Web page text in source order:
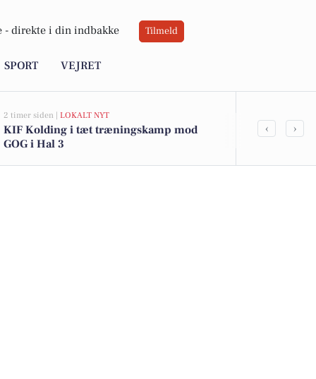
- direkte i din indbakke Tilmeld
SPORT VEJRET
2 timer siden | LOKALT NYT
KIF Kolding i tæt træningskamp mod
GOG i Hal 3
Solvarm
‹ ›